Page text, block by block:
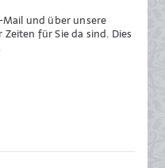
Mail und über unsere
für Sie da sind. Dies